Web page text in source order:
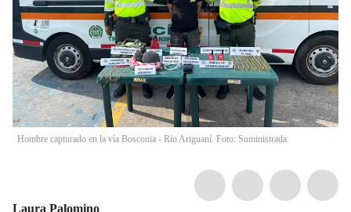
Hombre capturado en la vía Bosconia - Río Ariguaní. Foto: Suministrada.
Laura Palomino